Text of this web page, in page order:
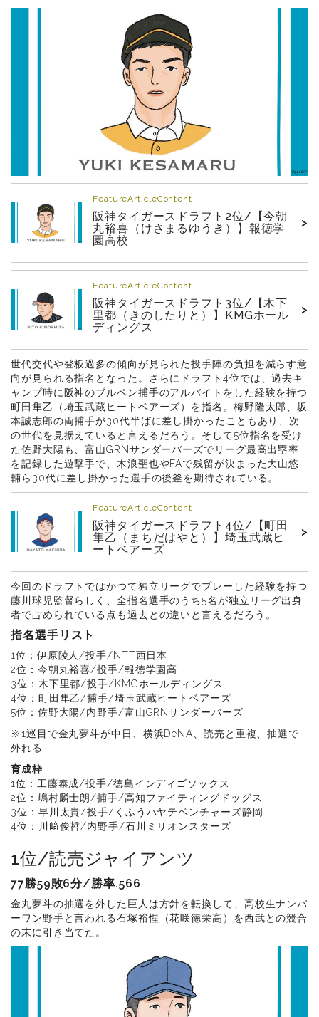
FeatureArticleContent
阪神タイガースドラフト2位/【今朝
丸裕喜（けさまるゆうき）】報徳学
園高校
>
FeatureArticleContent
阪神タイガースドラフト3位/【木下
里都（きのしたりと）】KMGホール
ディングス
>
世代交代や登板過多の傾向が見られた投手陣の負担を減らす意
向が見られる指名となった。さらにドラフト4位では、過去キ
ャンプ時に阪神のブルペン捕手のアルバイトをした経験を持つ
町田隼乙（埼玉武蔵ヒートベアーズ）を指名。梅野隆太郎、坂
本誠志郎の両捕手が30代半ばに差し掛かったこともあり、次
の世代を見据えていると言えるだろう。そして5位指名を受け
た佐野大陽も、富山GRNサンダーバーズでリーグ最高出塁率
を記録した遊撃手で、木浪聖也やFAで残留が決まった大山悠
輔ら30代に差し掛かった選手の後釜を期待されている。
FeatureArticleContent
阪神タイガースドラフト4位/【町田
隼乙（まちだはやと）】埼玉武蔵ヒ
ートベアーズ
>
今回のドラフトではかつて独立リーグでプレーした経験を持つ
藤川球児監督らしく、全指名選手のうち5名が独立リーグ出身
者で占められている点も過去との違いと言えるだろう。
指名選手リスト
1位：伊原陵人/投手/NTT西日本
2位：今朝丸裕喜/投手/報徳学園高
3位：木下里都/投手/KMGホールディングス
4位：町田隼乙/捕手/埼玉武蔵ヒートベアーズ
5位：佐野大陽/内野手/富山GRNサンダーバーズ
※1巡目で金丸夢斗が中日、横浜DeNA、読売と重複、抽選で
外れる
育成枠
1位：工藤泰成/投手/徳島インディゴソックス
2位：嶋村麟士朗/捕手/高知ファイティングドッグス
3位：早川太貴/投手/くふうハヤテベンチャーズ静岡
4位：川﨑俊哲/内野手/石川ミリオンスターズ
1位/読売ジャイアンツ
77勝59敗6分/勝率.566
金丸夢斗の抽選を外した巨人は方針を転換して、高校生ナンバ
ーワン野手と言われる石塚裕惺（花咲徳栄高）を西武との競合
の末に引き当てた。